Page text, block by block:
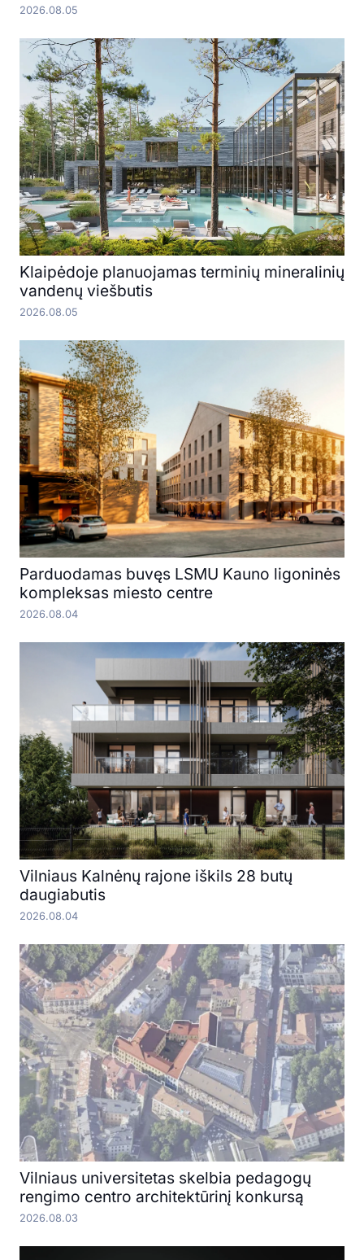
2026.08.05
Klaipėdoje planuojamas terminių mineralinių
vandenų viešbutis
2026.08.05
Parduodamas buvęs LSMU Kauno ligoninės
kompleksas miesto centre
2026.08.04
Vilniaus Kalnėnų rajone iškils 28 butų
daugiabutis
2026.08.04
Vilniaus universitetas skelbia pedagogų
rengimo centro architektūrinį konkursą
2026.08.03